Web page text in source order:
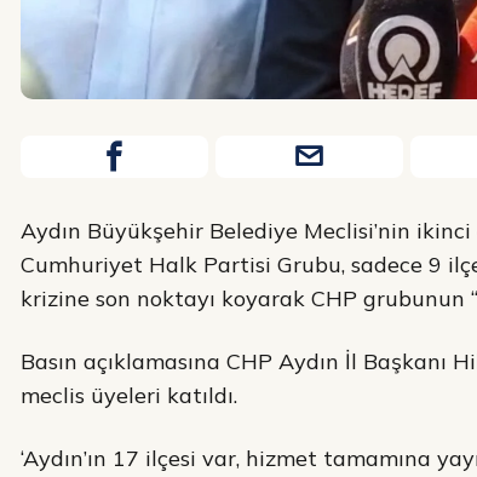
Aydın Büyükşehir Belediye Meclisi’nin ikinci
Cumhuriyet Halk Partisi Grubu, sadece 9
krizine son noktayı koyarak CHP
Basın açıklamasına CHP Aydın İl Başkanı
meclis üyeleri katıldı.
‘Aydın’ın 17 ilçesi var, hizmet tamamına